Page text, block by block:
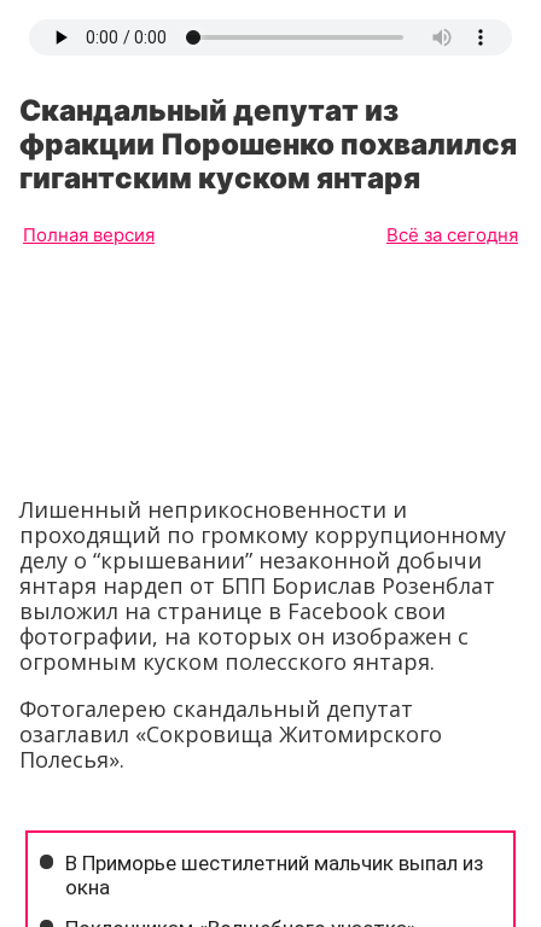
Скандальный депутат из
фракции Порошенко похвалился
гигантским куском янтаря
Полная версия Всё за сегодня
Лишенный неприкосновенности и
проходящий по громкому коррупционному
делу о “крышевании” незаконной добычи
янтаря нардеп от БПП Борислав Розенблат
выложил на странице в Facebook свои
фотографии, на которых он изображен с
огромным куском полесского янтаря.
Фотогалерею скандальный депутат
озаглавил «Сокровища Житомирского
Полесья».